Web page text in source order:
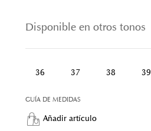
Disponible en otros tonos
36 37 38 39
GUÍA DE MEDIDAS
Añadir artículo